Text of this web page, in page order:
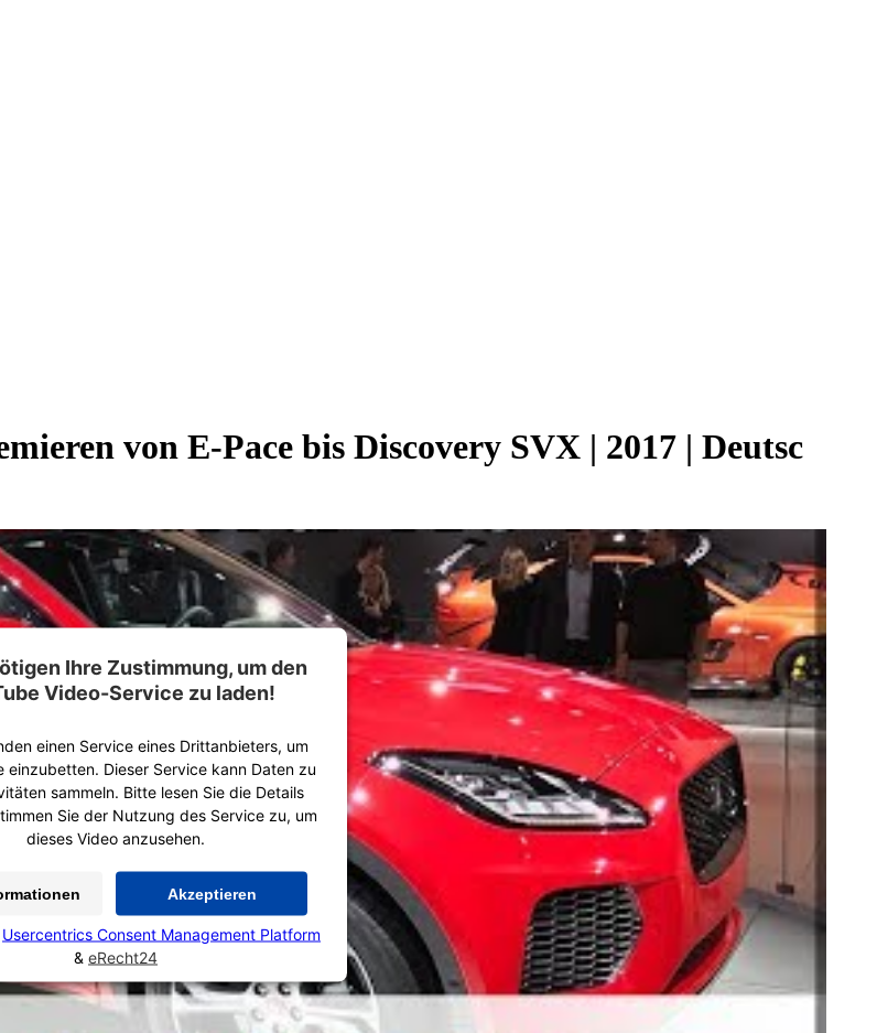
von E-Pace bis Discovery SVX | 2017 | Deutsc
Ihre Zustimmung, um den
Video-Service zu laden!
einen Service eines Drittanbieters, um
einzubetten. Dieser Service kann Daten zu
sammeln. Bitte lesen Sie die Details
Sie der Nutzung des Service zu, um
dieses Video anzusehen.
Akzeptieren
Usercentrics Consent Management Platform
& eRecht24